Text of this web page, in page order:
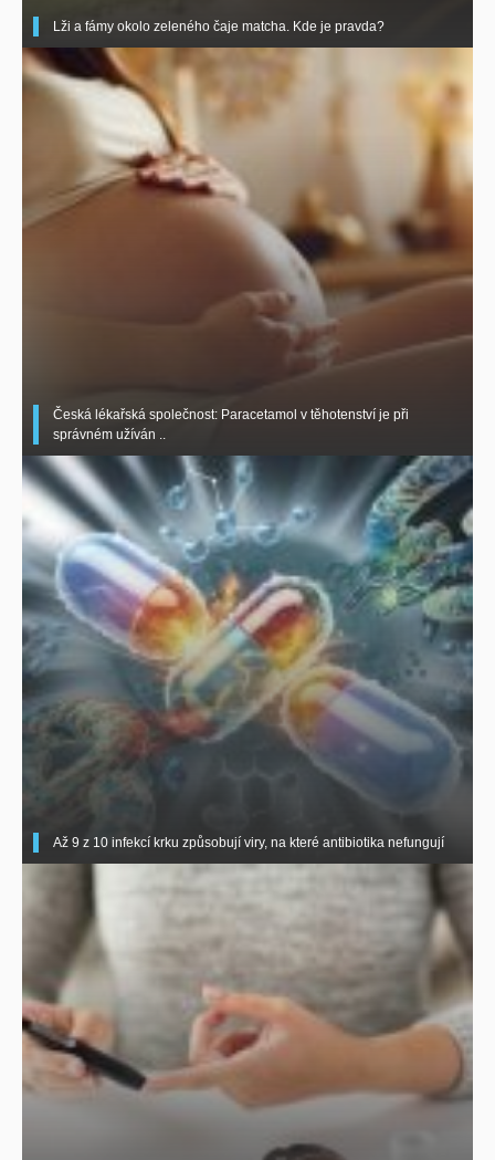
Lži a fámy okolo zeleného čaje matcha. Kde je pravda?
Česká lékařská společnost: Paracetamol v těhotenství je při
správném užíván ..
Až 9 z 10 infekcí krku způsobují viry, na které antibiotika nefungují